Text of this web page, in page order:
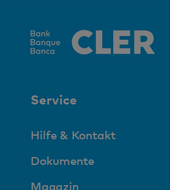
Service
Hilfe & Kontakt
Dokumente
Magazin